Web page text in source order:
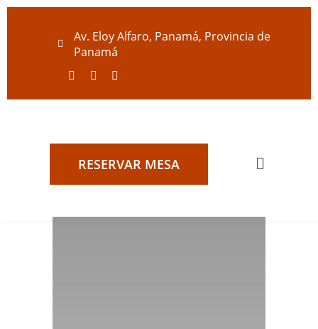
Av. Eloy Alfaro, Panamá, Provincia de
Panamá
RESERVAR MESA